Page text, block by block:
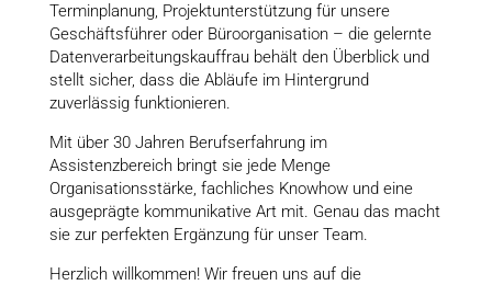
Terminplanung, Projektunterstützung für unsere
Geschäftsführer oder Büroorganisation – die gelernte
Datenverarbeitungskauffrau behält den Überblick und
stellt sicher, dass die Abläufe im Hintergrund
zuverlässig funktionieren.
Mit über 30 Jahren Berufserfahrung im
Assistenzbereich bringt sie jede Menge
Organisationsstärke, fachliches Knowhow und eine
ausgeprägte kommunikative Art mit. Genau das macht
sie zur perfekten Ergänzung für unser Team.
Herzlich willkommen! Wir freuen uns auf die